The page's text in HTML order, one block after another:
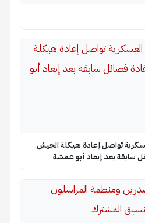
تواصل إعادة هيكلة الجيش
سابقة بعد إبعاد أبو عمشة